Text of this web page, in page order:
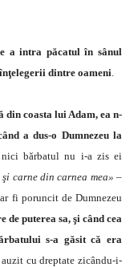
a intra păcatul în sânul
dintre oameni
din coasta lui Adam, ea n-
a dus-o Dumnezeu la
nici bărbatul nu i-a zis ei
şi carne din carnea mea» –
fi poruncit de Dumnezeu
puterea sa, şi când cea
s-a găsit că era
cu dreptate zicându-i-